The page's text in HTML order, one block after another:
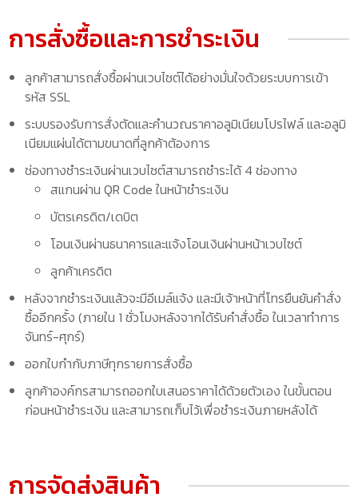
การสั่งซื้อและการชำระเงิน
ลูกค้าสามารถสั่งซื้อผ่านเวบไซต์ได้อย่างมั่นใจด้วยระบบการเข้า
รหัส SSL
ระบบรองรับการสั่งตัดและคำนวณราคาอลูมิเนียมโปรไฟล์ และอลูมิ
เนียมแผ่นได้ตามขนาดที่ลูกค้าต้องการ
ช่องทางชำระเงินผ่านเวบไซต์สามารถชำระได้ 4 ช่องทาง
สแกนผ่าน QR Code ในหน้าชำระเงิน
บัตรเครดิต/เดบิต
โอนเงินผ่านธนาคารและแจ้งโอนเงินผ่านหน้าเวบไซต์
ลูกค้าเครดิต
หลังจากชำระเงินแล้วจะมีอีเมล์แจ้ง และมีเจ้าหน้าที่โทรยืนยันคำสั่ง
ซื้ออีกครั้ง (ภายใน 1 ชั่วโมงหลังจากได้รับคำสั่งซื้อ ในเวลาทำการ
จันทร์-ศุกร์)
ออกใบกำกับภาษีทุกรายการสั่งซื้อ
ลูกค้าองค์กรสามารถออกใบเสนอราคาได้ด้วยตัวเอง ในขั้นตอน
ก่อนหน้าชำระเงิน และสามารถเก็บไว้เพื่อชำระเงินภายหลังได้
การจัดส่งสินค้า